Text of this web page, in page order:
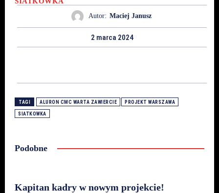
Autor: Maciej Janusz
2 marca 2024
TAGI ALURON CMC WARTA ZAWIERCIE PROJEKT WARSZAWA
SIATKOWKA
Podobne
Kapitan kadry w nowym projekcie!